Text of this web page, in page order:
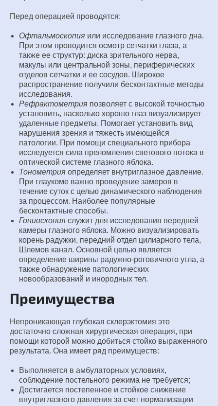
Перед операцией проводятся:
Офтальмоскопия или исследование глазного дна.
При этом проводится осмотр сетчатки глаза, а
также ее структур: диска зрительного нерва,
макулы или центральной зоны, периферических
отделов сетчатки и ее сосудов. Широкое
распространение получили бесконтактные методы
исследования.
Рефрактометрия позволяет с высокой точностью
установить, насколько хорошо глаз визуализирует
удаленные предметы. Помогает установить вид
нарушения зрения и тяжесть имеющейся
патологии. При помощи специального прибора
исследуется сила преломления светового потока в
оптической системе глазного яблока.
Тонометрияопределяет внутриглазное давление.
При глаукоме важно проведение замеров в
течение суток с целью динамического наблюдения
за процессом. Наиболее популярные
бесконтактные способы.
Гониоскопияслужит для исследования передней
камеры глазного яблока. Можно визуализировать
корень радужки, передний отдел цилиарного тела,
Шлемов канал. Основной целью является
определение ширины радужно-роговичного угла, а
также обнаружение патологических
новообразований и инородных тел.
Преимущества
Непроникающая глубокая склерэктомия это
достаточно сложная хирургическая операция, при
помощи которой можно добиться стойко выраженного
результата. Она имеет ряд преимуществ:
Выполняется в амбулаторных условиях,
соблюдение постельного режима не требуется;
Достигается постепенное и стойкое снижение
внутриглазного давления за счет нормализации